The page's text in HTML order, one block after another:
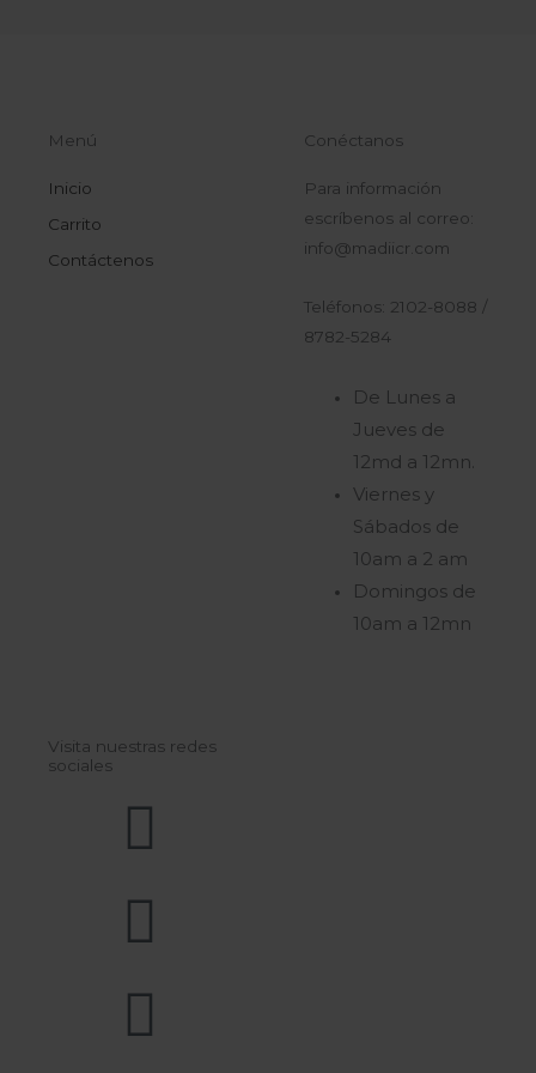
Menú
Inicio
Carrito
Contáctenos
Conéctanos
Para información
escríbenos al correo:
info@madiicr.com
Teléfonos: 2102-8088 /
8782-5284
De Lunes a
Jueves de
12md a 12mn.
Viernes y
Sábados de
10am a 2 am
Domingos de
10am a 12mn
Visita nuestras redes
sociales